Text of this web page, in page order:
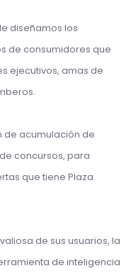
diseñamos los
de consumidores que
ejecutivos, amas de
de acumulación de
concursos, para
que tiene Plaza
de sus usuarios, la
de inteligencia